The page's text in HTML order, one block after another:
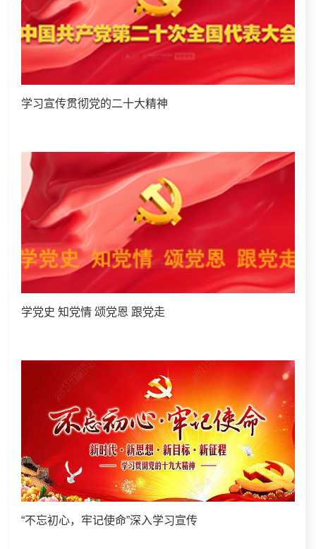
学习宣传贯彻党的二十大精神
学党史 知党情 颂党恩 跟党走
“不忘初心，牢记使命”深入学习宣传